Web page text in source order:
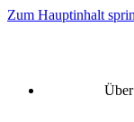
Zum Hauptinhalt